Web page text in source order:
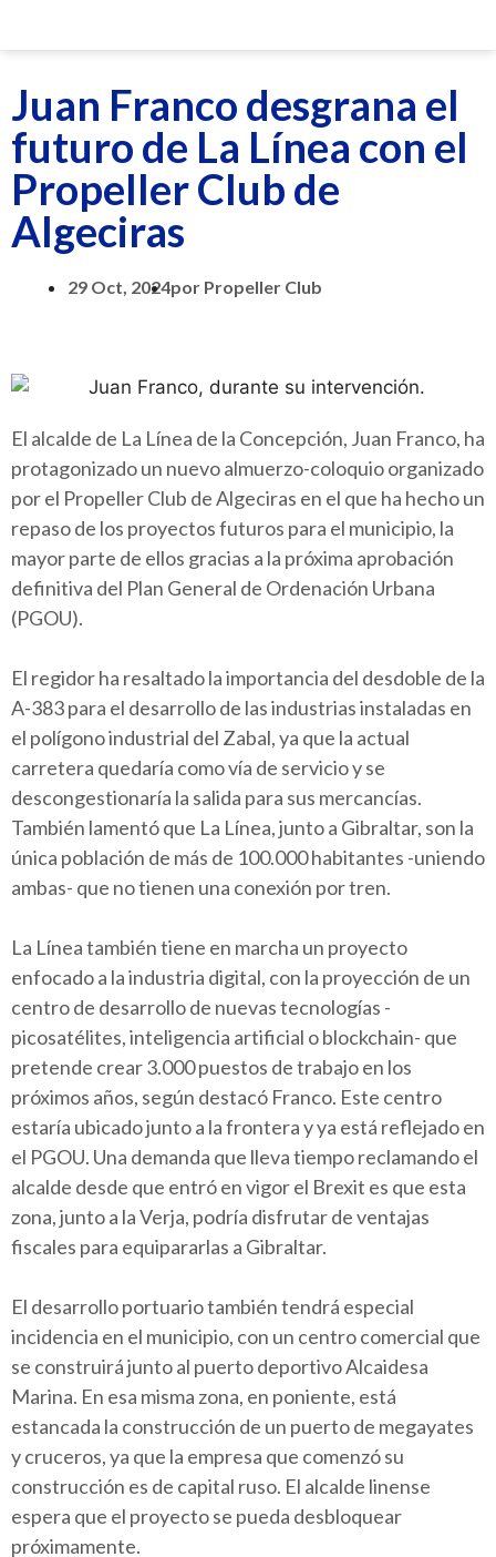
Juan Franco desgrana el
futuro de La Línea con el
Propeller Club de
Algeciras
29 Oct, 2024por Propeller Club
El alcalde de La Línea de la Concepción, Juan Franco, ha
protagonizado un nuevo almuerzo-coloquio organizado
por el Propeller Club de Algeciras en el que ha hecho un
repaso de los proyectos futuros para el municipio, la
mayor parte de ellos gracias a la próxima aprobación
definitiva del Plan General de Ordenación Urbana
(PGOU).
El regidor ha resaltado la importancia del desdoble de la
A-383 para el desarrollo de las industrias instaladas en
el polígono industrial del Zabal, ya que la actual
carretera quedaría como vía de servicio y se
descongestionaría la salida para sus mercancías.
También lamentó que La Línea, junto a Gibraltar, son la
única población de más de 100.000 habitantes -uniendo
ambas- que no tienen una conexión por tren.
La Línea también tiene en marcha un proyecto
enfocado a la industria digital, con la proyección de un
centro de desarrollo de nuevas tecnologías -
picosatélites, inteligencia artificial o blockchain- que
pretende crear 3.000 puestos de trabajo en los
próximos años, según destacó Franco. Este centro
estaría ubicado junto a la frontera y ya está reflejado en
el PGOU. Una demanda que lleva tiempo reclamando el
alcalde desde que entró en vigor el Brexit es que esta
zona, junto a la Verja, podría disfrutar de ventajas
fiscales para equipararlas a Gibraltar.
El desarrollo portuario también tendrá especial
incidencia en el municipio, con un centro comercial que
se construirá junto al puerto deportivo Alcaidesa
Marina. En esa misma zona, en poniente, está
estancada la construcción de un puerto de megayates
y cruceros, ya que la empresa que comenzó su
construcción es de capital ruso. El alcalde linense
espera que el proyecto se pueda desbloquear
próximamente.